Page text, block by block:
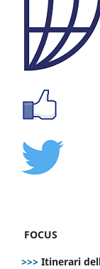
FOCUS
>>> Itinerari